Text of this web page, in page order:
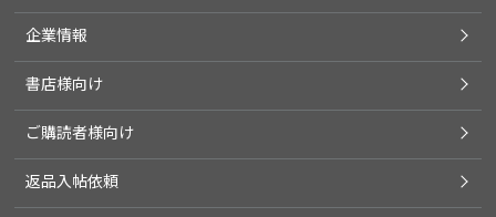
企業情報
書店様向け
ご購読者様向け
返品入帖依頼